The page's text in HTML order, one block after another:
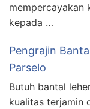
mempercayakan
kepada …
Pengrajin
Parselo
Butuh bantal
kualitas terjamin